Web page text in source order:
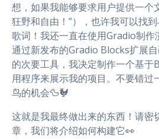
想，如果我能够要求用户提供一个
狂野和自由！”），也许我可以找
歌词！我还一直在使用Gradio制作
通过新发布的Gradio Blocks扩展
的次要工具，我决定制作一个基
用程序来展示我的项目。不要错过
鸟的机会🦆🐓
这就是我最终做出来的东西！请密
章，我们将介绍如何构建它👀